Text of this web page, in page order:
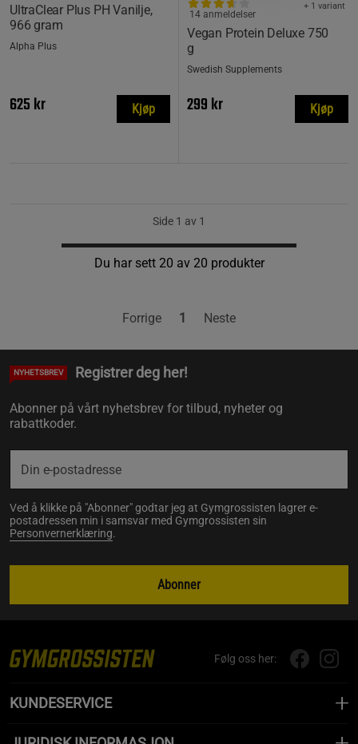
UltraClear Plus PH Vanilje,
966 gram
Alpha Plus
625 kr Kjøp
Vegan Protein Deluxe 750
g
+ 1 variant
14 anmeldelser
Swedish Supplements
299 kr Kjøp
Side 1 av 1
Du har sett 20 av 20 produkter
Forrige 1 Neste
NYHETSBREV Registrer deg her!
Abonner på vårt nyhetsbrev for tilbud, nyheter og
rabattkoder.
Ved å klikke på "Abonner" godtar jeg at Gymgrossisten lagrer e-
postadressen min i samsvar med Gymgrossisten sin
Personvernerklæring.
Abonner
Følg oss her:
KUNDESERVICE